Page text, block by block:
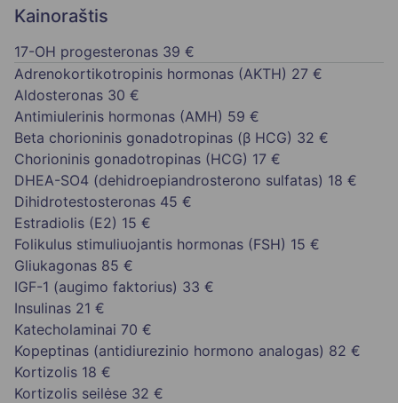
Kainoraštis
17-OH progesteronas 39 €
Adrenokortikotropinis hormonas (AKTH) 27 €
Aldosteronas 30 €
Antimiulerinis hormonas (AMH) 59 €
Beta chorioninis gonadotropinas (β HCG) 32 €
Chorioninis gonadotropinas (HCG) 17 €
DHEA-SO4 (dehidroepiandrosterono sulfatas) 18 €
Dihidrotestosteronas 45 €
Estradiolis (E2) 15 €
Folikulus stimuliuojantis hormonas (FSH) 15 €
Gliukagonas 85 €
IGF-1 (augimo faktorius) 33 €
Insulinas 21 €
Katecholaminai 70 €
Kopeptinas (antidiurezinio hormono analogas) 82 €
Kortizolis 18 €
Kortizolis seilėse 32 €